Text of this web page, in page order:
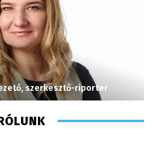
szerkesztő-riporter